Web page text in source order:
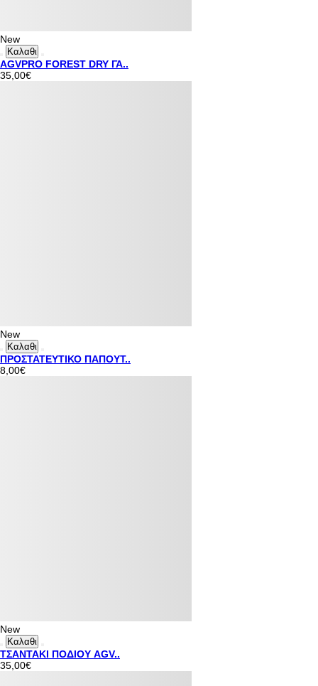
New
Καλαθι
AGVPRO FOREST DRY ΓΑ..
35,00€
New
Καλαθι
ΠΡΟΣΤΑΤΕΥΤΙΚΟ ΠΑΠΟΥΤ..
8,00€
New
Καλαθι
ΤΣΑΝΤΑΚΙ ΠΟΔΙΟΥ AGV..
35,00€